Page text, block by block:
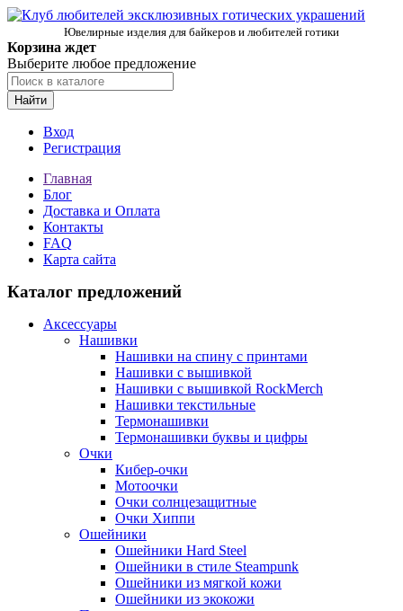
Ювелирные изделия для байкеров и любителей готики
Корзина ждет
Выберите любое предложение
Найти
Вход
Регистрация
Главная
Блог
Доставка и Оплата
Контакты
FAQ
Карта сайта
Каталог предложений
Аксессуары
Нашивки
Нашивки на спину с принтами
Нашивки с вышивкой
Нашивки с вышивкой RockMerch
Нашивки текстильные
Термонашивки
Термонашивки буквы и цифры
Очки
Кибер-очки
Мотоочки
Очки солнцезащитные
Очки Хиппи
Ошейники
Ошейники Hard Steel
Ошейники в стиле Steampunk
Ошейники из мягкой кожи
Ошейники из экокожи